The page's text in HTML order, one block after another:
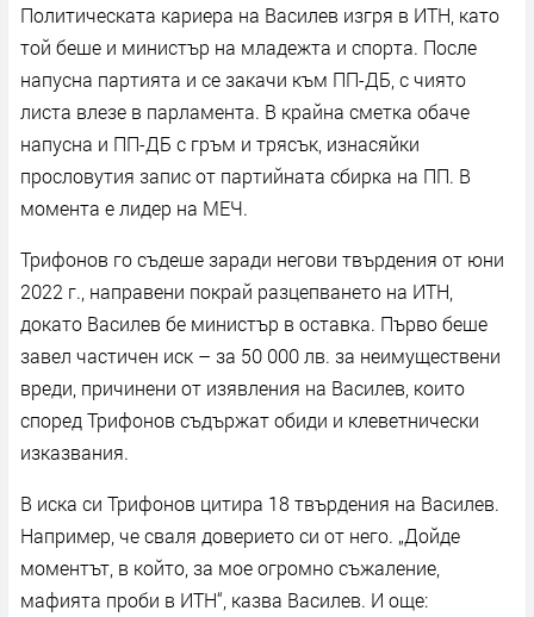
Политическата кариера на Василев изгря в ИТН, като
той беше и министър на младежта и спорта. После
напусна партията и се закачи към ПП-ДБ, с чиято
листа влезе в парламента. В крайна сметка обаче
напусна и ПП-ДБ с гръм и трясък, изнасяйки
прословутия запис от партийната сбирка на ПП. В
момента е лидер на МЕЧ.
Трифонов го съдеше заради негови твърдения от юни
2022 г., направени покрай разцепването на ИТН,
докато Василев бе министър в оставка. Първо беше
завел частичен иск – за 50 000 лв. за неимуществени
вреди, причинени от изявления на Василев, които
според Трифонов съдържат обиди и клеветнически
изказвания.
В иска си Трифонов цитира 18 твърдения на Василев.
Например, че сваля доверието си от него. „Дойде
моментът, в който, за мое огромно съжаление,
мафията проби в ИТН“, казва Василев. И още: